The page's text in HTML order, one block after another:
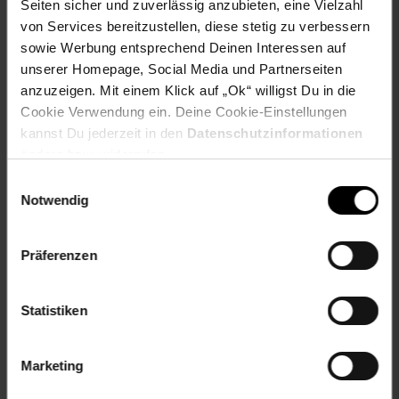
Seiten sicher und zuverlässig anzubieten, eine Vielzahl
von Services bereitzustellen, diese stetig zu verbessern
sowie Werbung entsprechend Deinen Interessen auf
unserer Homepage, Social Media und Partnerseiten
anzuzeigen. Mit einem Klick auf „Ok“ willigst Du in die
Cookie Verwendung ein. Deine Cookie-Einstellungen
kannst Du jederzeit in den Datenschutzinformationen
Notwendig
Präferenzen
Statistiken
Marketing
Material: pulverbeschichteter Stahl, Polyamid,
Polypropylen
4 Deckenstützen 115 – 290 cm
Artikelnummer: 2664508001
Versandinformationen
Herstellerinformationen